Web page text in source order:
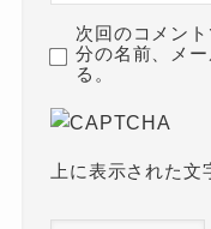
次回のコメン
分の名前、メ
る。
上に表示された文